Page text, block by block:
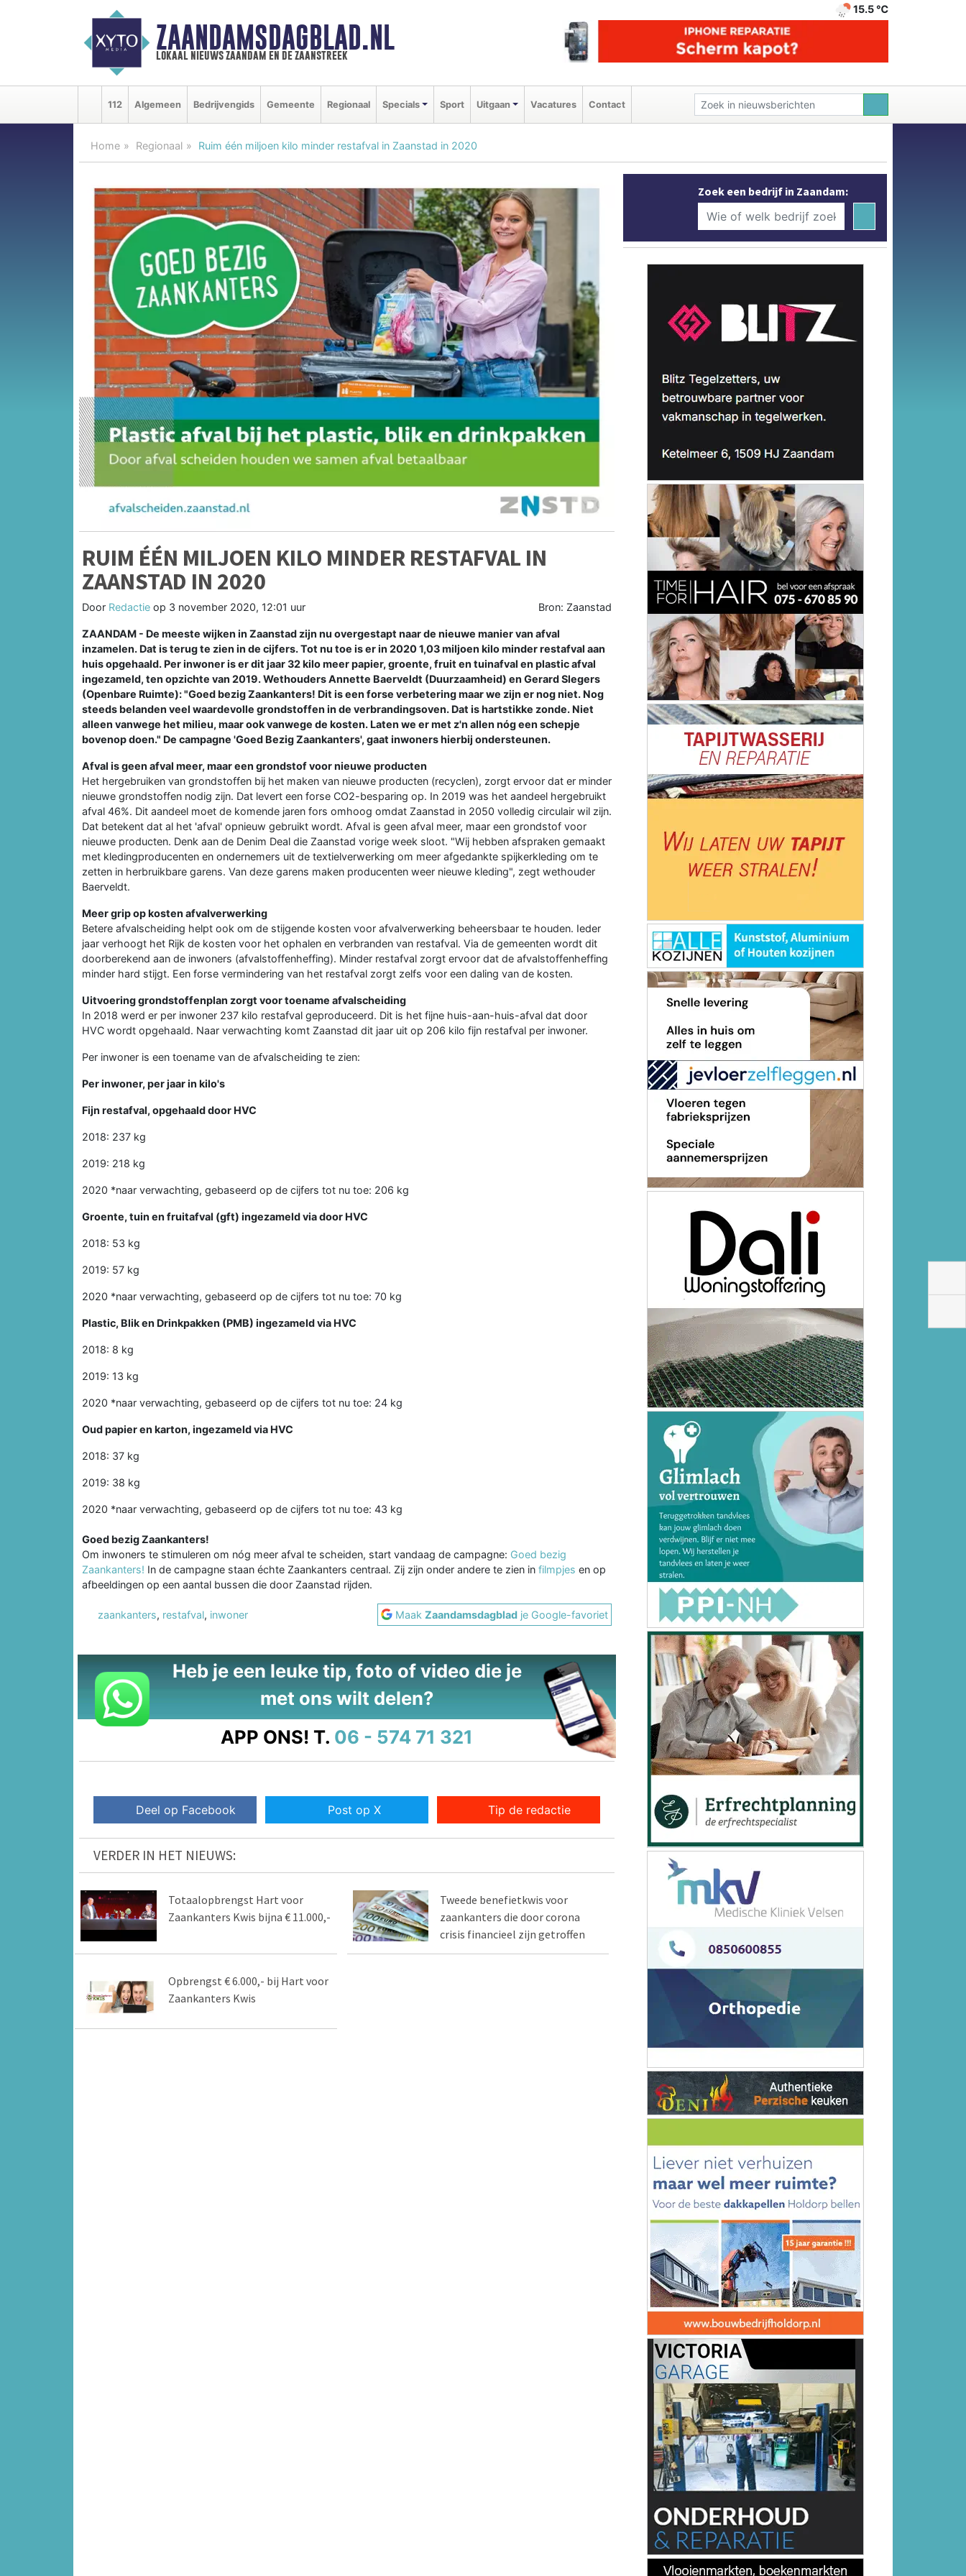
ZAANDAMSDAGBLAD.NL
lokaal nieuws zaandam en de zaanstreek
15.5 ℃
112 Algemeen Bedrijvengids Gemeente Regionaal Specials Sport Uitgaan Vacatures Contact
Home Regionaal Ruim één miljoen kilo minder restafval in Zaanstad in 2020
RUIM ÉÉN MILJOEN KILO MINDER RESTAFVAL IN
ZAANSTAD IN 2020
Door Redactie op 3 november 2020, 12:01 uur Bron: Zaanstad
ZAANDAM - De meeste wijken in Zaanstad zijn nu overgestapt naar de nieuwe manier van afval
inzamelen. Dat is terug te zien in de cijfers. Tot nu toe is er in 2020 1,03 miljoen kilo minder restafval aan
huis opgehaald. Per inwoner is er dit jaar 32 kilo meer papier, groente, fruit en tuinafval en plastic afval
ingezameld, ten opzichte van 2019. Wethouders Annette Baerveldt (Duurzaamheid) en Gerard Slegers
(Openbare Ruimte): "Goed bezig Zaankanters! Dit is een forse verbetering maar we zijn er nog niet. Nog
steeds belanden veel waardevolle grondstoffen in de verbrandingsoven. Dat is hartstikke zonde. Niet
alleen vanwege het milieu, maar ook vanwege de kosten. Laten we er met z'n allen nóg een schepje
bovenop doen." De campagne 'Goed Bezig Zaankanters', gaat inwoners hierbij ondersteunen.
Afval is geen afval meer, maar een grondstof voor nieuwe producten
Het hergebruiken van grondstoffen bij het maken van nieuwe producten (recyclen), zorgt ervoor dat er minder
nieuwe grondstoffen nodig zijn. Dat levert een forse CO2-besparing op. In 2019 was het aandeel hergebruikt
afval 46%. Dit aandeel moet de komende jaren fors omhoog omdat Zaanstad in 2050 volledig circulair wil zijn.
Dat betekent dat al het 'afval' opnieuw gebruikt wordt. Afval is geen afval meer, maar een grondstof voor
nieuwe producten. Denk aan de Denim Deal die Zaanstad vorige week sloot. "Wij hebben afspraken gemaakt
met kledingproducenten en ondernemers uit de textielverwerking om meer afgedankte spijkerkleding om te
zetten in herbruikbare garens. Van deze garens maken producenten weer nieuwe kleding", zegt wethouder
Baerveldt.
Meer grip op kosten afvalverwerking
Betere afvalscheiding helpt ook om de stijgende kosten voor afvalverwerking beheersbaar te houden. Ieder
jaar verhoogt het Rijk de kosten voor het ophalen en verbranden van restafval. Via de gemeenten wordt dit
doorberekend aan de inwoners (afvalstoffenheffing). Minder restafval zorgt ervoor dat de afvalstoffenheffing
minder hard stijgt. Een forse vermindering van het restafval zorgt zelfs voor een daling van de kosten.
Uitvoering grondstoffenplan zorgt voor toename afvalscheiding
In 2018 werd er per inwoner 237 kilo restafval geproduceerd. Dit is het fijne huis-aan-huis-afval dat door
HVC wordt opgehaald. Naar verwachting komt Zaanstad dit jaar uit op 206 kilo fijn restafval per inwoner.
Per inwoner is een toename van de afvalscheiding te zien:
Per inwoner, per jaar in kilo's
Fijn restafval, opgehaald door HVC
2018: 237 kg
2019: 218 kg
2020 *naar verwachting, gebaseerd op de cijfers tot nu toe: 206 kg
Groente, tuin en fruitafval (gft) ingezameld via door HVC
2018: 53 kg
2019: 57 kg
2020 *naar verwachting, gebaseerd op de cijfers tot nu toe: 70 kg
Plastic, Blik en Drinkpakken (PMB) ingezameld via HVC
2018: 8 kg
2019: 13 kg
2020 *naar verwachting, gebaseerd op de cijfers tot nu toe: 24 kg
Oud papier en karton, ingezameld via HVC
2018: 37 kg
2019: 38 kg
2020 *naar verwachting, gebaseerd op de cijfers tot nu toe: 43 kg
Goed bezig Zaankanters!
Om inwoners te stimuleren om nóg meer afval te scheiden, start vandaag de campagne: Goed bezig
Zaankanters! In de campagne staan échte Zaankanters centraal. Zij zijn onder andere te zien in filmpjes en op
afbeeldingen op een aantal bussen die door Zaanstad rijden.
zaankanters, restafval, inwoner MaakZaandamsdagblad je Google-favoriet
Heb je een leuke tip, foto of video die je
met ons wilt delen?
APP ONS! T. 06 - 574 71 321
Deel op Facebook Post op X Tip de redactie
VERDER IN HET NIEUWS:
Totaalopbrengst Hart voor
Zaankanters Kwis bijna € 11.000,-
Tweede benefietkwis voor
zaankanters die door corona
crisis financieel zijn getroffen
Opbrengst € 6.000,- bij Hart voor
Zaankanters Kwis
Zoek een bedrijf in Zaandam: